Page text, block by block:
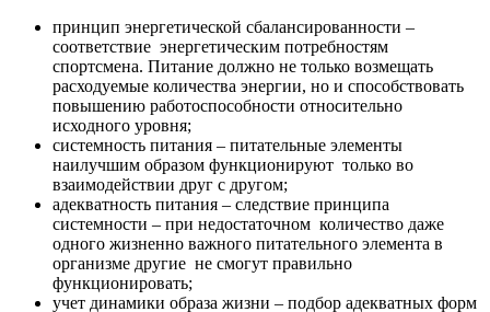
принцип энергетической сбалансированности –
соответствие энергетическим потребностям
спортсмена. Питание должно не только возмещать
расходуемые количества энергии, но и способствовать
повышению работоспособности относительно
исходного уровня;
системность питания – питательные элементы
наилучшим образом функционируют только во
взаимодействии друг с другом;
адекватность питания – следствие принципа
системности – при недостаточном количество даже
одного жизненно важного питательного элемента в
организме другие не смогут правильно
функционировать;
учет динамики образа жизни – подбор адекватных форм